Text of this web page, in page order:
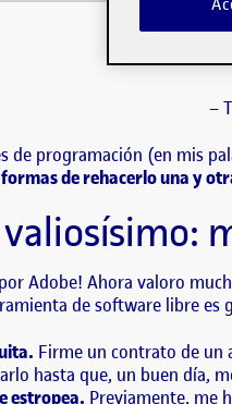
Hoy
–
de programación (en mis
de rehacerlo una y
Adobe! Ahora valoro
de software libre es
Firme un contrato de un
hasta que, un buen día,
estropea. Previamente, me